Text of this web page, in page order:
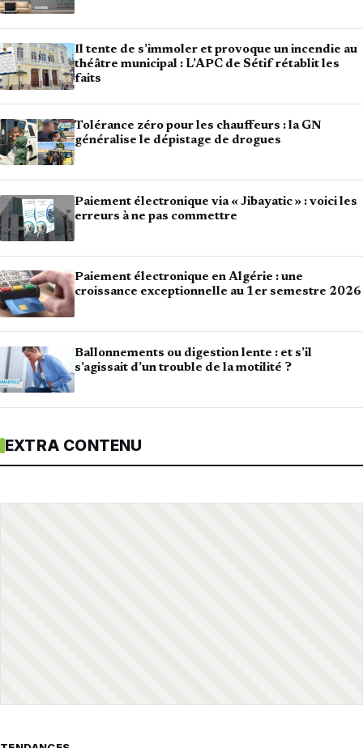
Il tente de s’immoler et provoque un incendie au
théâtre municipal : L’APC de Sétif rétablit les
faits
Tolérance zéro pour les chauffeurs : la GN
généralise le dépistage de drogues
Paiement électronique via « Jibayatic » : voici les
erreurs à ne pas commettre
Paiement électronique en Algérie : une
croissance exceptionnelle au 1er semestre 2026
Ballonnements ou digestion lente : et s’il
s’agissait d’un trouble de la motilité ?
EXTRA CONTENU